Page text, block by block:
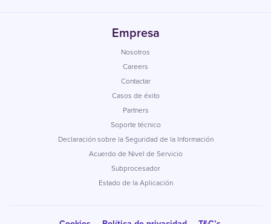
Empresa
Nosotros
Careers
Contactar
Casos de éxito
Partners
Soporte técnico
Declaración sobre la Seguridad de la Información
Acuerdo de Nivel de Servicio
Subprocesador
Estado de la Aplicación